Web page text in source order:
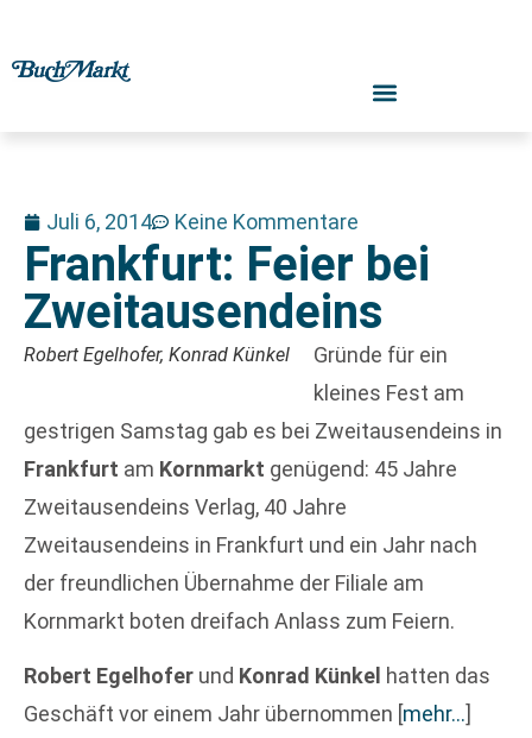
Juli 6, 2014 Keine Kommentare
Frankfurt: Feier bei
Zweitausendeins
Robert Egelhofer, Konrad Künkel
Gründe für ein
kleines Fest am
gestrigen Samstag gab es bei Zweitausendeins in
Frankfurt am Kornmarkt genügend: 45 Jahre
Zweitausendeins Verlag, 40 Jahre
Zweitausendeins in Frankfurt und ein Jahr nach
der freundlichen Übernahme der Filiale am
Kornmarkt boten dreifach Anlass zum Feiern.
Robert Egelhofer und Konrad Künkel hatten das
Geschäft vor einem Jahr übernommen [mehr…]